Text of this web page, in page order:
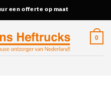
een offerte op maat
0